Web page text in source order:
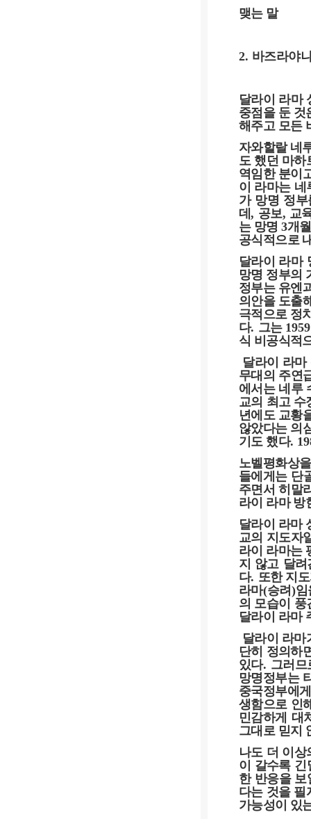
맺는 말
2. 바즈라야
달라이 라마
중점을 둔 것
해주고 모든
자와할랄 네
도 했던 마하
역임한 분이
이 라마는 네
가 망명 정
데, 공보, 교
는 망명3개
공식적으로
달라이 라마
망명 정부의
정부는 유엔
의안을 도출
극적으로 정
다. 그는 1959
식 비공식적
달라이 라
무대의 주연
에서는 네루
교의 최고 수
년에도 교황
않았다는 의
기도 했다.
노벨평화상
들에게는 단
주면서 히말
라이 라마 방
달라이 라마
교의 지도자
라이 라마는
지 않고 달려
다. 또한 지
라마(승려 )임
의 모습이 풍
달라이 라마
달라이 라마
단히 정의하
있다. 그러므
망명정부는
중국정부에
생함으로 인
민감하게 대
그대로 믿지
나도 더 이상
이 갈수록 긴
한 반응을 보
다는 것을 필
가능성이 있